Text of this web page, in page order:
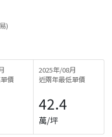
)
價
2025年/08月
近兩年最低單價
42.4
萬/坪